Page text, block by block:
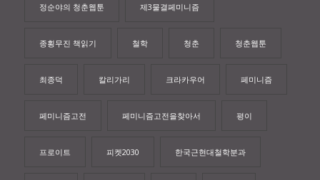
정순야의 청춘웹툰 제3물결페미니즘
종횡무진 책읽기 철학 청춘 청춘웹툰
최종덕 칼리가리 크라카우어 페미니즘
페미니즘고전 페미니즘고전을찾아서 평이
프로이트 피켓2030 한국근현대철학분과